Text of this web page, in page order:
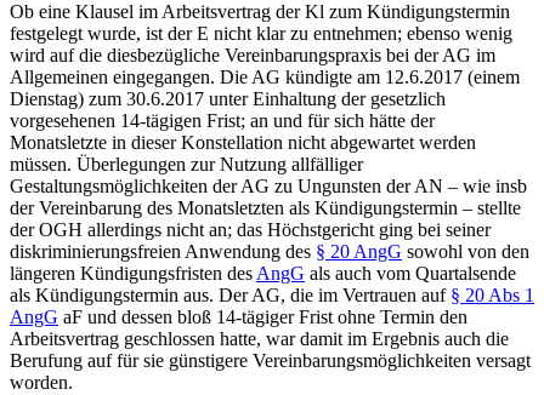
Ob eine Klausel im Arbeitsvertrag der Kl zum Kündigungstermin
festgelegt wurde, ist der E nicht klar zu entnehmen; ebenso wenig
wird auf die diesbezügliche Vereinbarungspraxis bei der AG im
Allgemeinen eingegangen. Die AG kündigte am 12.6.2017 (einem
Dienstag) zum 30.6.2017 unter Einhaltung der gesetzlich
vorgesehenen 14-tägigen Frist; an und für sich hätte der
Monatsletzte in dieser Konstellation nicht abgewartet werden
müssen. Überlegungen zur Nutzung allfälliger
Gestaltungsmöglichkeiten der AG zu Ungunsten der AN – wie insb
der Vereinbarung des Monatsletzten als Kündigungstermin – stellte
der OGH allerdings nicht an; das Höchstgericht ging bei seiner
diskriminierungsfreien Anwendung des § 20 AngG sowohl von den
längeren Kündigungsfristen des AngG als auch vom Quartalsende
als Kündigungstermin aus. Der AG, die im Vertrauen auf § 20 Abs 1
AngG aF und dessen bloß 14-tägiger Frist ohne Termin den
Arbeitsvertrag geschlossen hatte, war damit im Ergebnis auch die
Berufung auf für sie günstigere Vereinbarungsmöglichkeiten versagt
worden.